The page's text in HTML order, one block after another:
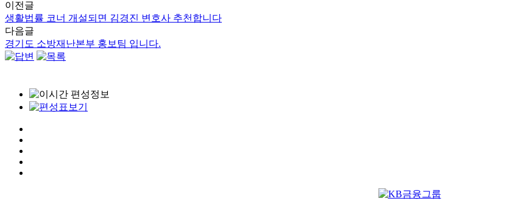
이전글
생활법률 코너 개설되면 김경진 변호사 추천합니다
다음글
경기도 소방재난본부 홍보팀 입니다.